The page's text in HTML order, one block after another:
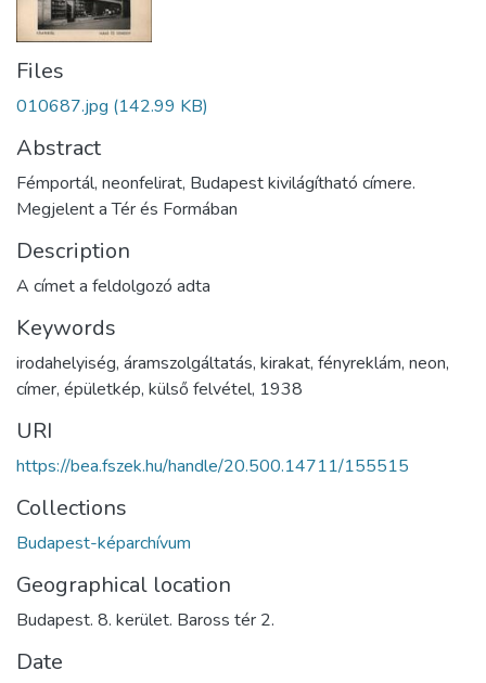
Files
010687.jpg (142.99 KB)
Abstract
Fémportál, neonfelirat, Budapest kivilágítható címere.
Megjelent a Tér és Formában
Description
A címet a feldolgozó adta
Keywords
irodahelyiség, áramszolgáltatás, kirakat, fényreklám, neon,
címer, épületkép, külső felvétel, 1938
URI
https://bea.fszek.hu/handle/20.500.14711/155515
Collections
Budapest-képarchívum
Geographical location
Budapest. 8. kerület. Baross tér 2.
Date